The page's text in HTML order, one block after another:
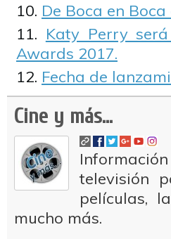
De Boca en
Katy Perry
Awards 2017.
Fecha de
Cine y más...
televisión
películas,
mucho más.